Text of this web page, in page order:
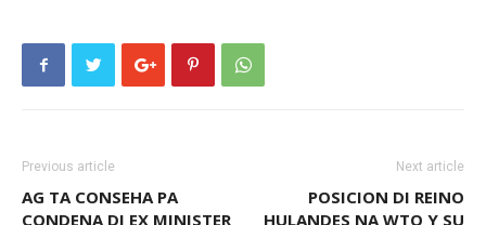
Previous article
AG TA CONSEHA PA
CONDENA DI EX MINISTER
Next article
POSICION DI REINO
HULANDES NA WTO Y SU